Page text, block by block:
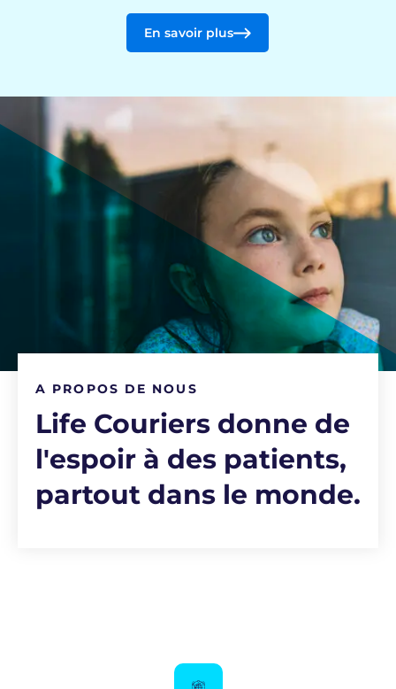
En savoir plus
A PROPOS DE NOUS
Life Couriers donne de
l'espoir à des patients,
partout dans le monde.